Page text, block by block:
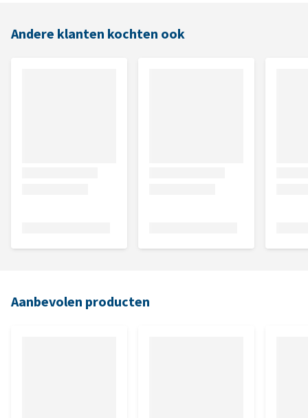
Andere klanten kochten ook
Aanbevolen producten